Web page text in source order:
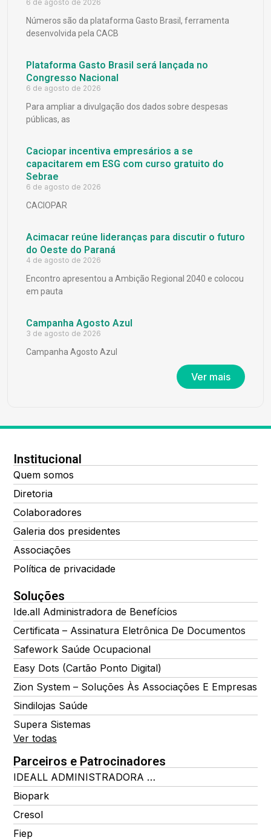
6 de agosto de 2026
Números são da plataforma Gasto Brasil, ferramenta
desenvolvida pela CACB
Plataforma Gasto Brasil será lançada no
Congresso Nacional
6 de agosto de 2026
Para ampliar a divulgação dos dados sobre despesas
públicas, as
Caciopar incentiva empresários a se
capacitarem em ESG com curso gratuito do
Sebrae
6 de agosto de 2026
CACIOPAR
Acimacar reúne lideranças para discutir o futuro
do Oeste do Paraná
4 de agosto de 2026
Encontro apresentou a Ambição Regional 2040 e colocou
em pauta
Campanha Agosto Azul
3 de agosto de 2026
Campanha Agosto Azul
Ver mais
Institucional
Quem somos
Diretoria
Colaboradores
Galeria dos presidentes
Associações
Política de privacidade
Soluções
Ide.all Administradora de Benefícios
Certificata – Assinatura Eletrônica De Documentos
Safework Saúde Ocupacional
Easy Dots (Cartão Ponto Digital)
Zion System – Soluções Às Associações E Empresas
Sindilojas Saúde
Supera Sistemas
Ver todas
Parceiros e Patrocinadores
IDEALL ADMINISTRADORA DE BENEFÍCIOS
Biopark
Cresol
Fiep